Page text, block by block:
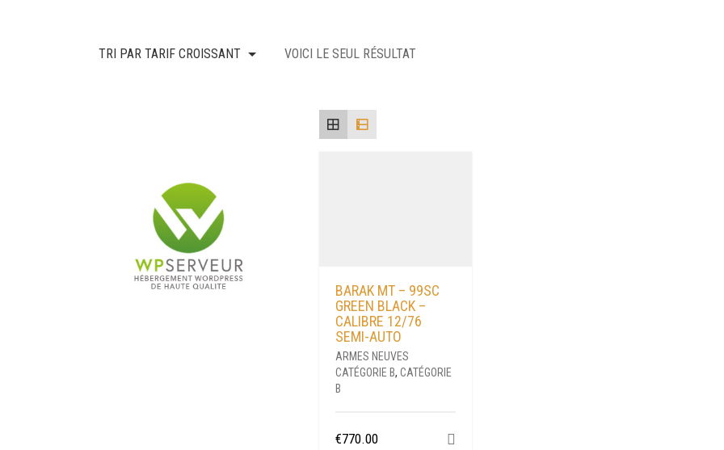
TRI PAR TARIF CROISSANT VOICI LE SEUL RÉSULTAT
BARAK MT – 99SC
GREEN BLACK –
CALIBRE 12/76
SEMI-AUTO
ARMES NEUVES
CATÉGORIE B, CATÉGORIE
B
€770.00